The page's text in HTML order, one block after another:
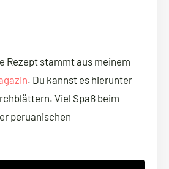
Rezept stammt aus meinem
. Du kannst es hierunter
Viel Spaß beim
peruanischen